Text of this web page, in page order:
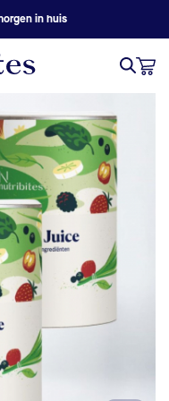
goed, geld terug